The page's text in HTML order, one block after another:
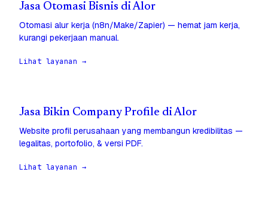
Jasa Otomasi Bisnis di Alor
Otomasi alur kerja (n8n/Make/Zapier) — hemat jam kerja,
kurangi pekerjaan manual.
Lihat layanan →
Jasa Bikin Company Profile di Alor
Website profil perusahaan yang membangun kredibilitas —
legalitas, portofolio, & versi PDF.
Lihat layanan →